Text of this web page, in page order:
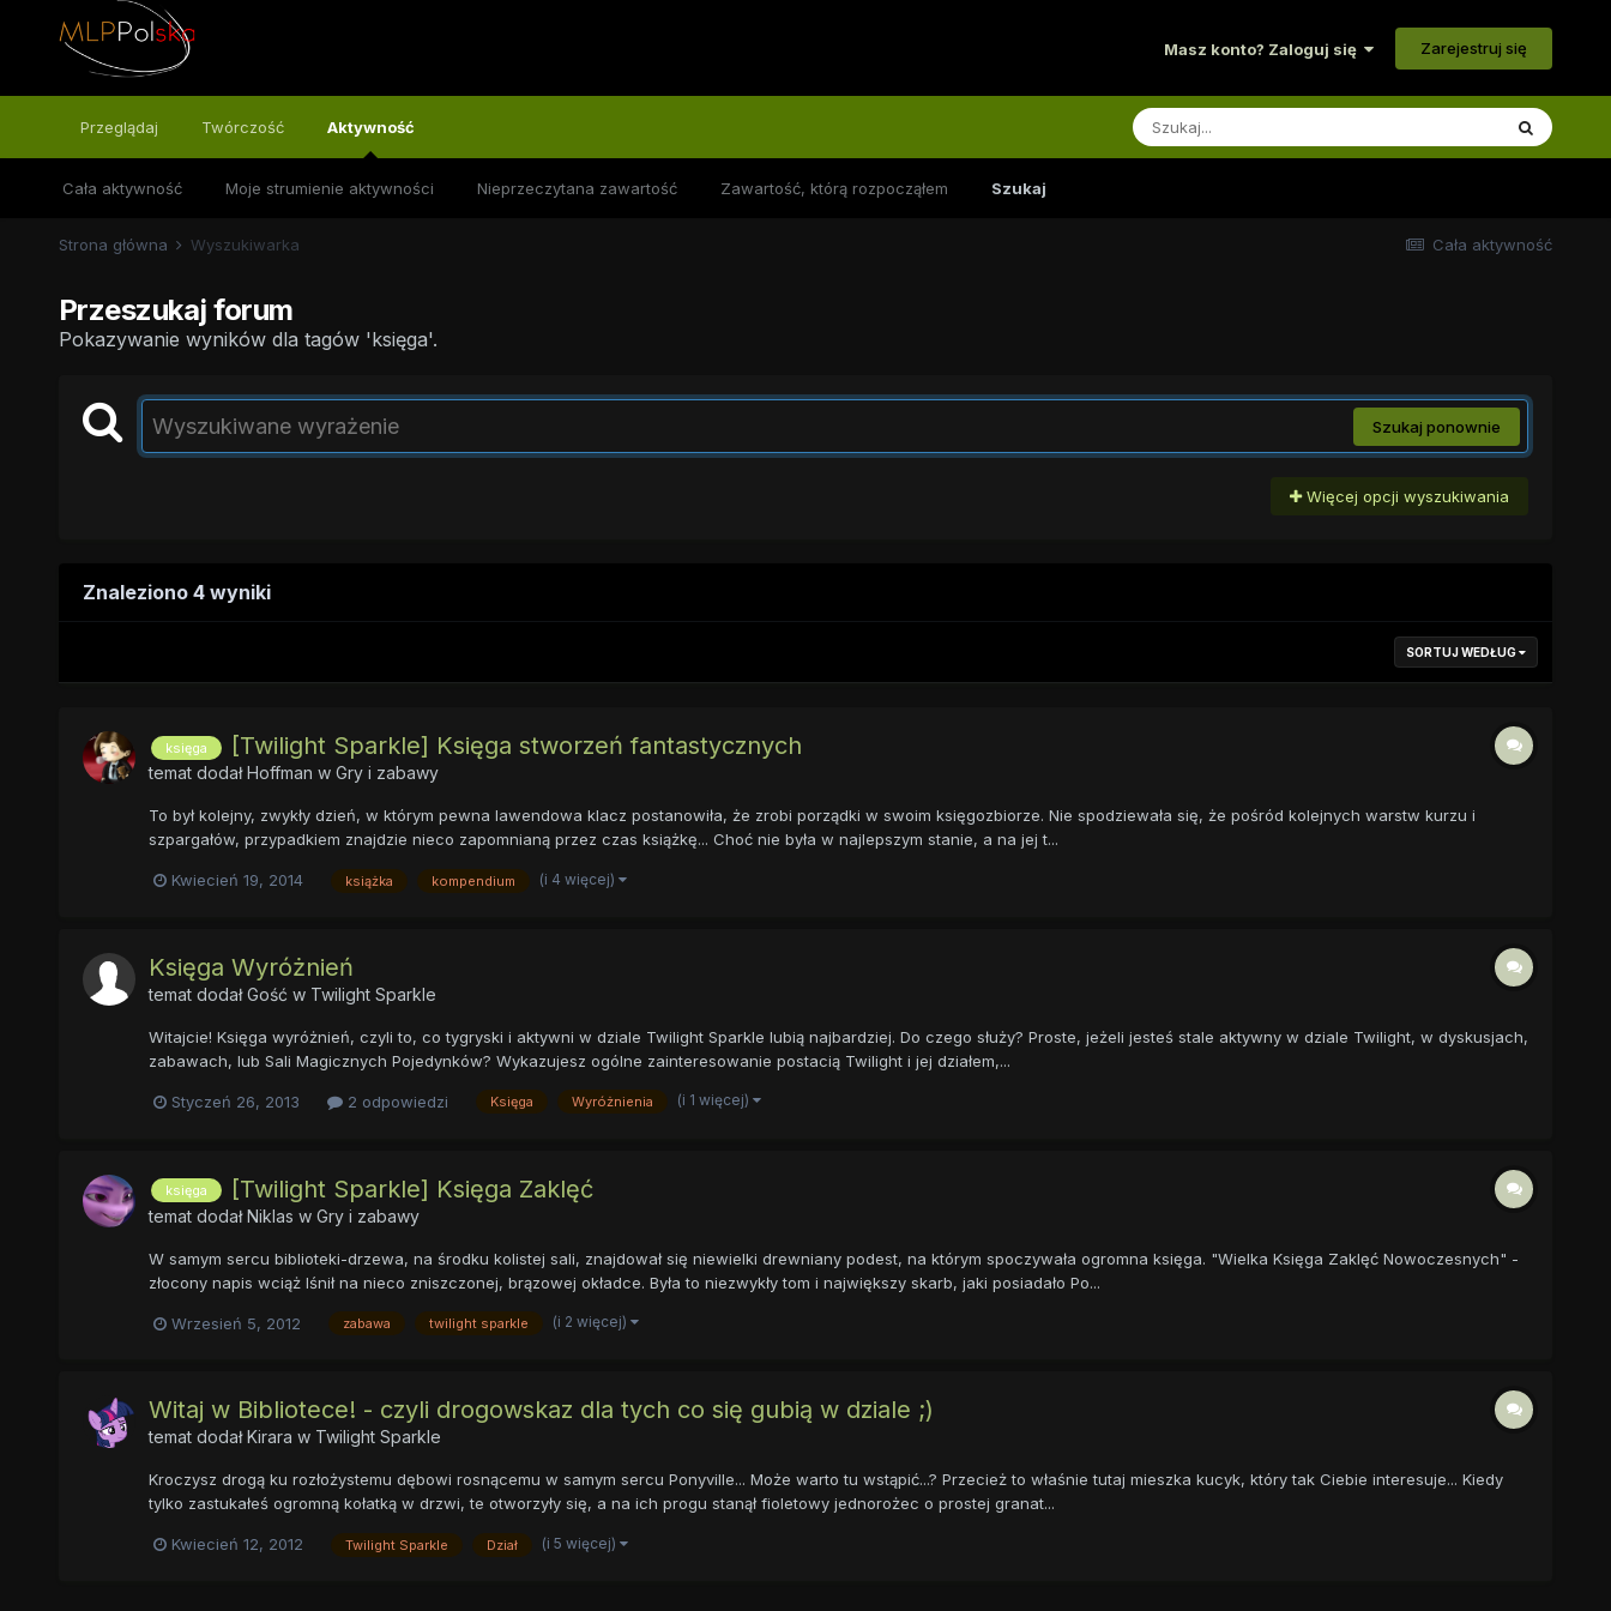
Masz konto? Zaloguj się Zarejestruj się
Przeglądaj Twórczość Aktywność
Cała aktywność Moje strumienie aktywności Nieprzeczytana zawartość Zawartość, którą rozpocząłem Szukaj
Cała aktywność
Strona główna Wyszukiwarka
Przeszukaj forum
Pokazywanie wyników dla tagów 'księga'.
Szukaj ponownie
Więcej opcji wyszukiwania
Znaleziono 4 wyniki
SORTUJ WEDŁUG
księga [Twilight Sparkle] Księga stworzeń fantastycznych
temat dodałHoffman w Gry i zabawy
To był kolejny, zwykły dzień, w którym pewna lawendowa klacz postanowiła, że zrobi porządki w swoim księgozbiorze. Nie spodziewała się, że pośród kolejnych warstw kurzu i
szpargałów, przypadkiem znajdzie nieco zapomnianą przez czas książkę... Choć nie była w najlepszym stanie, a na jej t...
Kwiecień 19, 2014 książka kompendium (i 4 więcej)
Księga Wyróżnień
temat dodał Gość w Twilight Sparkle
Witajcie! Księga wyróżnień, czyli to, co tygryski i aktywni w dziale Twilight Sparkle lubią najbardziej. Do czego służy? Proste, jeżeli jesteś stale aktywny w dziale Twilight, w dyskusjach,
zabawach, lub Sali Magicznych Pojedynków? Wykazujesz ogólne zainteresowanie postacią Twilight i jej działem,...
Styczeń 26, 2013 2 odpowiedzi Księga Wyróżnienia (i 1 więcej)
księga [Twilight Sparkle] Księga Zaklęć
temat dodałNiklas w Gry i zabawy
W samym sercu biblioteki-drzewa, na środku kolistej sali, znajdował się niewielki drewniany podest, na którym spoczywała ogromna księga. "Wielka Księga Zaklęć Nowoczesnych" -
złocony napis wciąż lśnił na nieco zniszczonej, brązowej okładce. Była to niezwykły tom i największy skarb, jaki posiadało Po...
Wrzesień 5, 2012 zabawa twilight sparkle (i 2 więcej)
Witaj w Bibliotece! - czyli drogowskaz dla tych co się gubią w dziale ;)
temat dodałKirara w Twilight Sparkle
Kroczysz drogą ku rozłożystemu dębowi rosnącemu w samym sercu Ponyville... Może warto tu wstąpić...? Przecież to właśnie tutaj mieszka kucyk, który tak Ciebie interesuje... Kiedy
tylko zastukałeś ogromną kołatką w drzwi, te otworzyły się, a na ich progu stanął fioletowy jednorożec o prostej granat...
Kwiecień 12, 2012 Twilight Sparkle Dział (i 5 więcej)